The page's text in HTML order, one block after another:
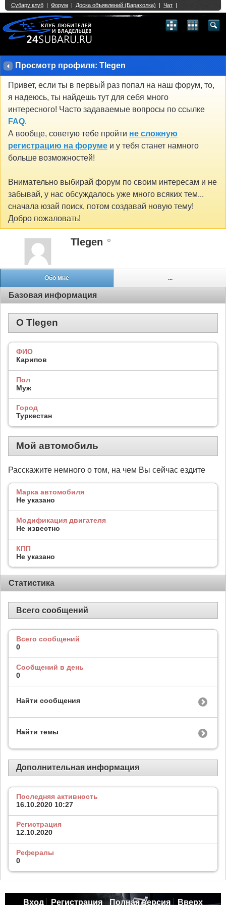
Просмотр профиля: Tlegen
Привет, если ты в первый раз попал на наш форум, то,
я надеюсь, ты найдешь тут для себя много
интересного! Часто задаваемые вопросы по ссылке
FAQ.
А вообще, советую тебе пройти не сложную
регистрацию на форуме и у тебя станет намного
больше возможностей!
Внимательно выбирай форум по своим интересам и не
забывай, у нас обсуждалось уже много всяких тем...
сначала юзай поиск, потом создавай новую тему!
Добро пожаловать!
Tlegen
Обо мне ...
Базовая информация
О Tlegen
ФИО
Карипов
Пол
Муж
Город
Туркестан
Мой автомобиль
Расскажите немного о том, на чем Вы сейчас ездите
Марка автомобиля
Не указано
Модификация двигателя
Не известно
КПП
Не указано
Статистика
Всего сообщений
Всего сообщений
0
Сообщений в день
0
Найти сообщения
Найти темы
Дополнительная информация
Последняя активность
16.10.2020 10:27
Регистрация
12.10.2020
Рефералы
0
Вход Регистрация Полная версия Вверх
Single Sign On provided byvBSSO
2 3 4 5 6 7 8 9 10 11 12 13 21 22 23 24 25 26
27 28 29 30 31 32 33 40 41 42 43